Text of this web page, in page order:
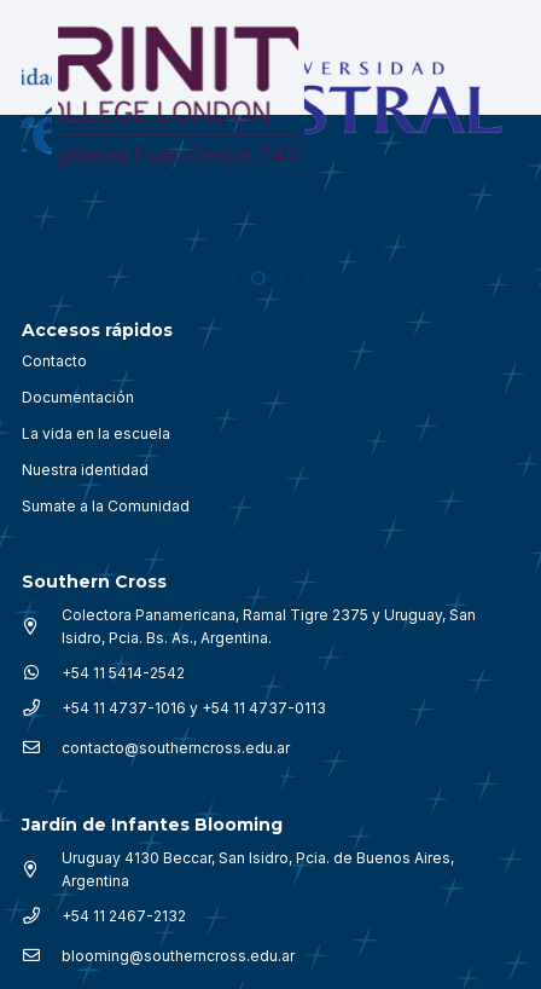
Accesos rápidos
Contacto
Documentación
La vida en la escuela
Nuestra identidad
Sumate a la Comunidad
Southern Cross
Colectora Panamericana, Ramal Tigre 2375 y Uruguay, San
Isidro, Pcia. Bs. As., Argentina.
+54 11 5414-2542
+54 11 4737-1016 y +54 11 4737-0113
contacto@southerncross.edu.ar
Jardín de Infantes Blooming
Uruguay 4130 Beccar, San Isidro, Pcia. de Buenos Aires,
Argentina
+54 11 2467-2132
blooming@southerncross.edu.ar